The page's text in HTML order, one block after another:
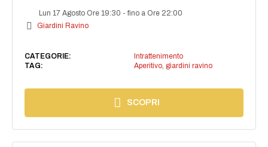
Lun 17 Agosto Ore 19:30 -fino a Ore 22:00
Giardini Ravino
CATEGORIE:
Intrattenimento
TAG:
Aperitivo, giardini ravino
SCOPRI